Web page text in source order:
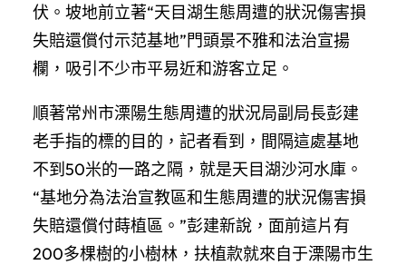
伏。坡地前立著“天目湖生態周遭的狀況傷害損
失賠還償付示范基地”門頭景不雅和法治宣揚
欄，吸引不少市平易近和游客立足。
順著常州市溧陽生態周遭的狀況局副局長彭建
老手指的標的目的，記者看到，間隔這處基地
不到50米的一路之隔，就是天目湖沙河水庫。
“基地分為法治宣教區和生態周遭的狀況傷害損
失賠還償付蒔植區。”彭建新說，面前這片有
200多棵樹的小樹林，扶植款就來自于溧陽市生